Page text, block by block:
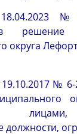
решение
округа
№ 6-